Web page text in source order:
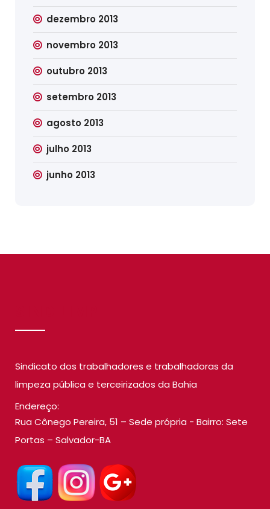
dezembro 2013
novembro 2013
outubro 2013
setembro 2013
agosto 2013
julho 2013
junho 2013
Sindicato dos trabalhadores e trabalhadoras da
limpeza pública e terceirizados da Bahia
Endereço:
Rua Cônego Pereira, 51 – Sede própria - Bairro: Sete
Portas – Salvador-BA